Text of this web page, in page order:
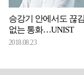
승강기 안에서도 끊김
없는 통화…UNIST
2018.08.23